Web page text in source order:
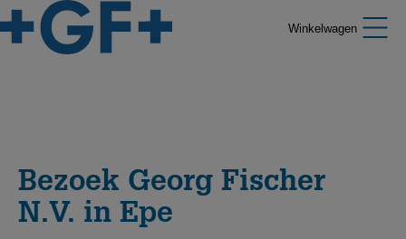
Winkelwagen
Bezoek Georg Fischer
N.V. in Epe